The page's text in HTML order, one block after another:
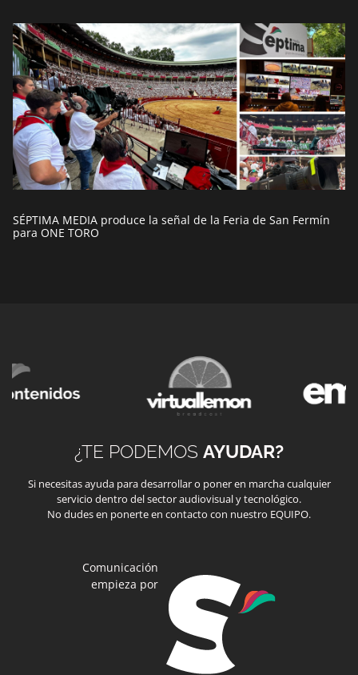
SÉPTIMA MEDIA produce la señal de la Feria de San Fermín
para ONE TORO
¿TE PODEMOS AYUDAR?
Si necesitas ayuda para desarrollar o poner en marcha cualquier
servicio dentro del sector audiovisual y tecnológico.
No dudes en ponerte en contacto con nuestro EQUIPO.
Comunicación
empieza por